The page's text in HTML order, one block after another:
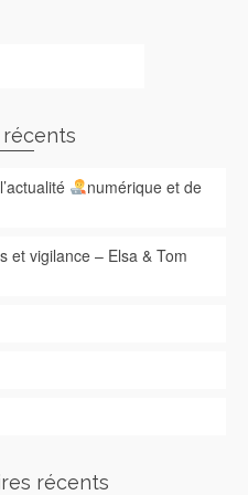
numérique et de
et vigilance – Elsa & Tom
récents